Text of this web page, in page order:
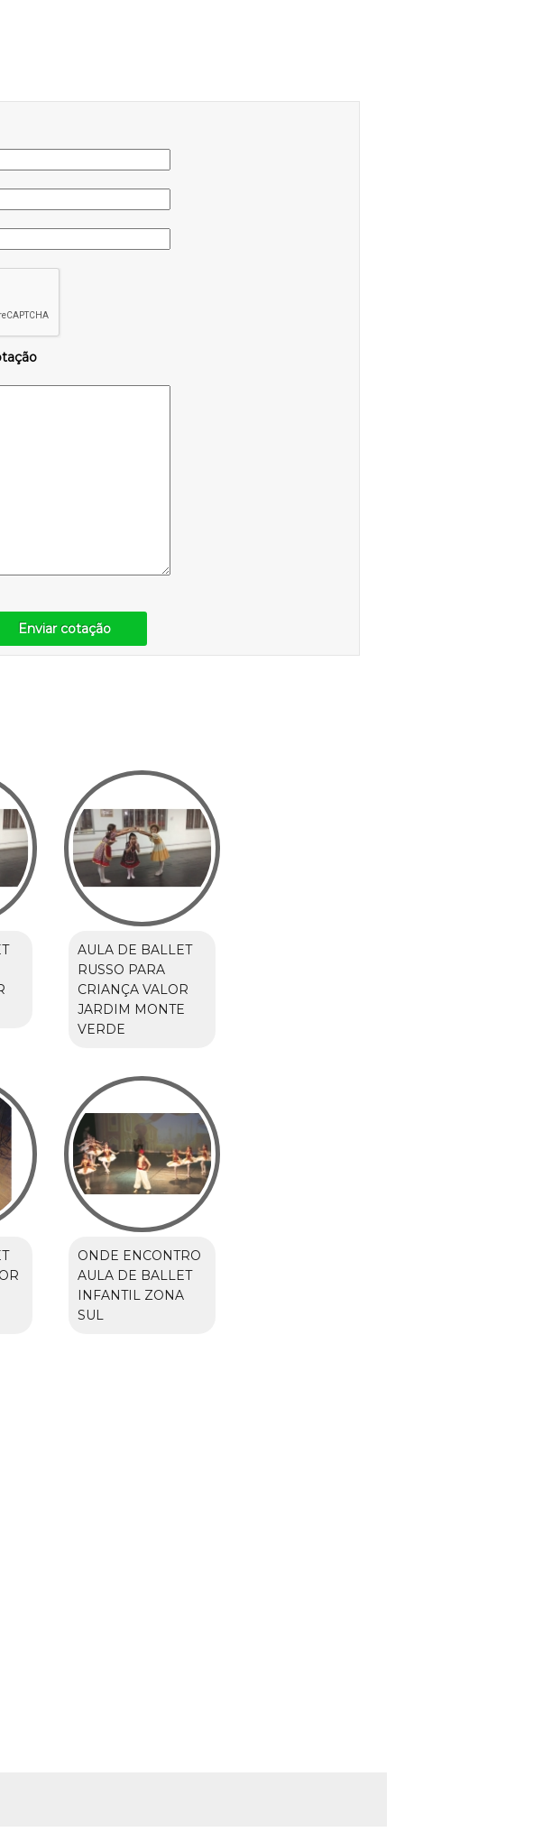
Enviar cotação
AULA DE BALLET
RUSSO PARA
CRIANÇA VALOR
JARDIM MONTE
VERDE
ONDE ENCONTRO
AULA DE BALLET
INFANTIL ZONA
SUL